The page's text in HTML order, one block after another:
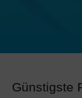
Günstigste